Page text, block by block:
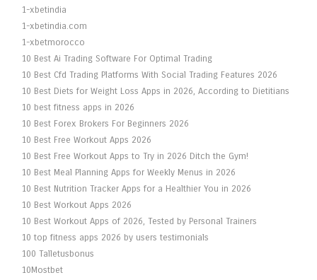
1-xbetindia
1-xbetindia.com
1-xbetmorocco
10 Best Ai Trading Software For Optimal Trading
10 Best Cfd Trading Platforms With Social Trading Features 2026
10 Best Diets for Weight Loss Apps in 2026, According to Dietitians
10 best fitness apps in 2026
10 Best Forex Brokers For Beginners 2026
10 Best Free Workout Apps 2026
10 Best Free Workout Apps to Try in 2026 Ditch the Gym!
10 Best Meal Planning Apps for Weekly Menus in 2026
10 Best Nutrition Tracker Apps for a Healthier You in 2026
10 Best Workout Apps 2026
10 Best Workout Apps of 2026, Tested by Personal Trainers
10 top fitness apps 2026 by users testimonials
100 Talletusbonus
10Mostbet